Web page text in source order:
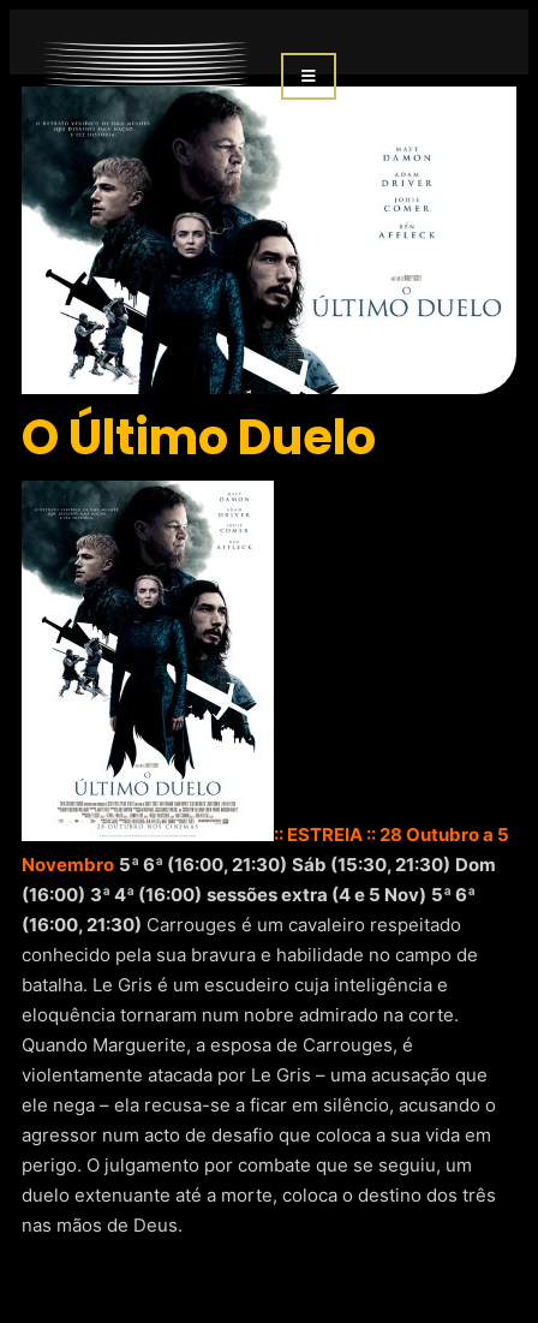
O Último Duelo
:: ESTREIA :: 28 Outubro a 5
Novembro 5ª 6ª (16:00, 21:30) Sáb (15:30, 21:30) Dom
(16:00) 3ª 4ª (16:00) sessões extra (4 e 5 Nov) 5ª 6ª
(16:00, 21:30) Carrouges é um cavaleiro respeitado
conhecido pela sua bravura e habilidade no campo de
batalha. Le Gris é um escudeiro cuja inteligência e
eloquência tornaram num nobre admirado na corte.
Quando Marguerite, a esposa de Carrouges, é
violentamente atacada por Le Gris – uma acusação que
ele nega – ela recusa-se a ficar em silêncio, acusando o
agressor num acto de desafio que coloca a sua vida em
perigo. O julgamento por combate que se seguiu, um
duelo extenuante até a morte, coloca o destino dos três
nas mãos de Deus.